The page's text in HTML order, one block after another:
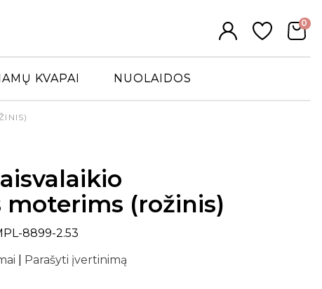
0
KVAPAI NUOLAIDOS
moterims (rožinis)
8899-2.53
Parašyti įvertinimą